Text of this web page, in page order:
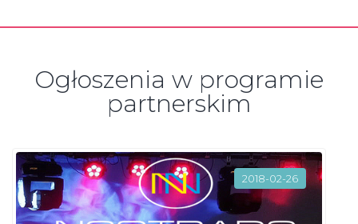
Ogłoszenia w programie
partnerskim
2018-02-26